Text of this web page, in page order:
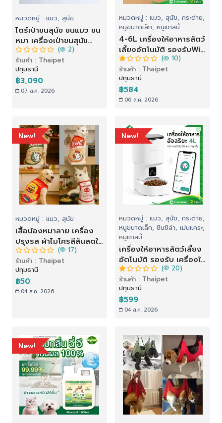
หมวดหมู่ : แมว, สุนัข
ไดร์เป่าขนสุนัข ขนแมว ขน
หมา เครื่องเป่าขนสุนัข
สัตว์เลี้ยง เสียงเงียบกว่า
ไดร์คน รุ่น MN-636
|Haftigt
( 2)
ร้านค้า : Thaipet
ปทุมธานี
฿3,090
07 ส.ค. 2026
หมวดหมู่ : แมว, สุนัข, กระต่าย,
หนูขนาดเล็ก, หนูแกสบี้
4-6L เครื่องให้อาหารสัตว์
เลี้ยงอัตโนมัติ รองรับWiFi
& APP เครื่องให้อาหาร
เครื่องให้อาหารแมว
อัตโนมัติ สําหรับสัตว์เลี้ยง
( 10)
ร้านค้า : Thaipet
ปทุมธานี
฿584
06 ส.ค. 2026
New!
หมวดหมู่ : แมว, สุนัข
เสื้อน้องหมาลาย เครื่อง
ปรุงรส ผ้าไมโครสีสันสดใส
พร้อมส่ง
( 17)
ร้านค้า : Thaipet
ปทุมธานี
฿50
04 ส.ค. 2026
New!
หมวดหมู่ : แมว, สุนัข, กระต่าย,
หนูขนาดเล็ก, ชินชิล่า, เม่นแคระ,
หนูแกสบี้
เครื่องให้อาหารสัตว์เลี้ยง
อัตโนมัติ รองรับ เครื่องให้
อาหาร เครื่องให้อาหาร
แมวอัตโนมัติ สําหรับสัตว์
เลี้ยง
( 20)
ร้านค้า : Thaipet
ปทุมธานี
฿599
04 ส.ค. 2026
New!